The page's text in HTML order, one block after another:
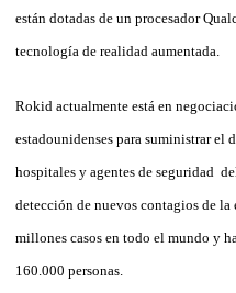
están dotadas de un procesador
tecnología de realidad aumentada.
Rokid actualmente está en
estadounidenses para suministrar el
hospitales y agentes de seguridad
detección de nuevos contagios de la
millones casos en todo el mundo y
160.000 personas.